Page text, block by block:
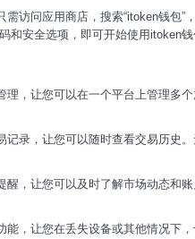
访问应用商店，搜索“itoken钱包
和安全选项，即可开始使用itoken
理，让您可以在一个平台上管理多
记录，让您可以随时查看交易历史
醒，让您可以及时了解市场动态和
能，让您在丢失设备或其他情况下